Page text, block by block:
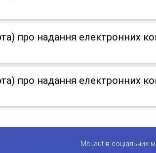
про надання електронних
про надання електронних
McLaut в соціальних